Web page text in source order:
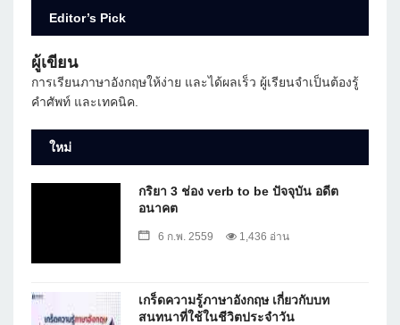
Editor’s Pick
ผู้เขียน
การเรียนภาษาอังกฤษให้ง่าย และได้ผลเร็ว ผู้เรียนจำเป็นต้องรู้
คำศัพท์ และเทคนิค.
ใหม่
กริยา 3 ช่อง verb to be ปัจจุบัน อดีต
อนาคต
6 ก.พ. 2559 1,436 อ่าน
เกร็ดความรู้ภาษาอังกฤษ เกี่ยวกับบท
สนทนาที่ใช้ในชีวิตประจำวัน